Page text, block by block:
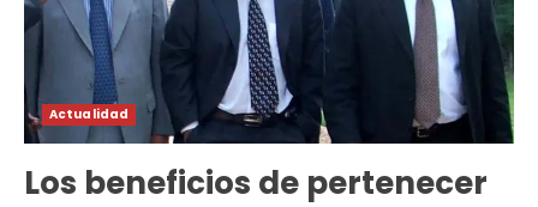
Actualidad
Los beneficios de pertenecer